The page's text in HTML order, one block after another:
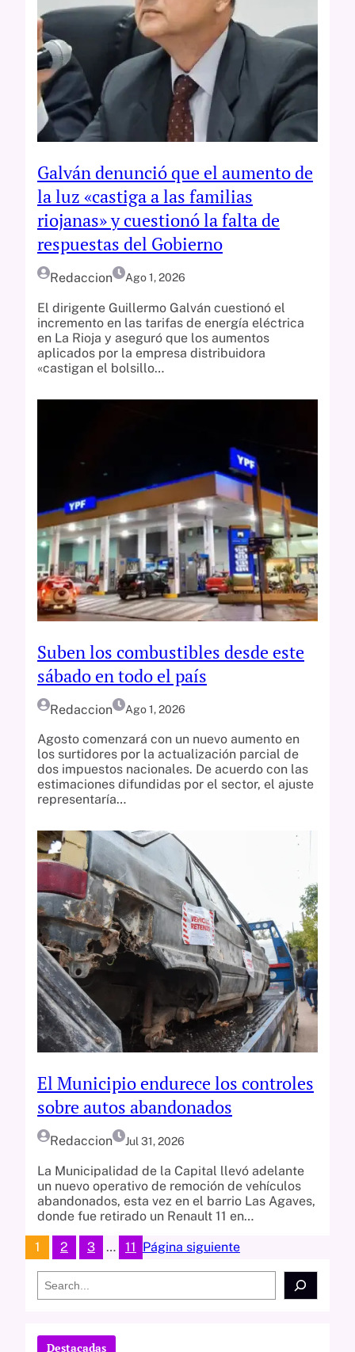
Galván denunció que el aumento de
la luz «castiga a las familias
riojanas» y cuestionó la falta de
respuestas del Gobierno
Redaccion Ago 1, 2026
El dirigente Guillermo Galván cuestionó el
incremento en las tarifas de energía eléctrica
en La Rioja y aseguró que los aumentos
aplicados por la empresa distribuidora
«castigan el bolsillo…
Suben los combustibles desde este
sábado en todo el país
Redaccion Ago 1, 2026
Agosto comenzará con un nuevo aumento en
los surtidores por la actualización parcial de
dos impuestos nacionales. De acuerdo con las
estimaciones difundidas por el sector, el ajuste
representaría…
El Municipio endurece los controles
sobre autos abandonados
Redaccion Jul 31, 2026
La Municipalidad de la Capital llevó adelante
un nuevo operativo de remoción de vehículos
abandonados, esta vez en el barrio Las Agaves,
donde fue retirado un Renault 11 en…
1 2 3 … 11 Página siguiente
c
Destacadas